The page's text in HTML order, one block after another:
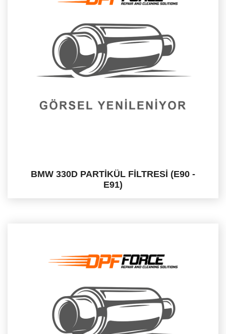
BMW 330D PARTİKÜL FİLTRESİ (E90 -
E91)